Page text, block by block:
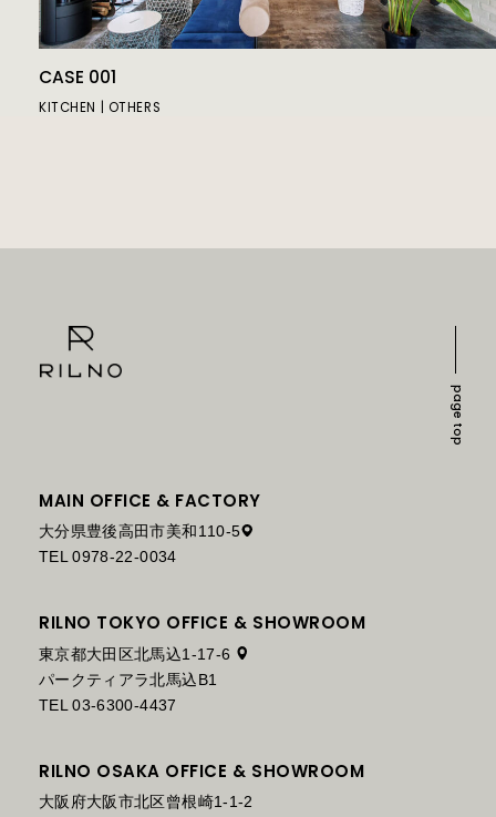
CASE 001
KITCHEN OTHERS
page top
MAIN OFFICE & FACTORY
大分県豊後高田市美和110-5
TEL 0978-22-0034
RILNO TOKYO OFFICE & SHOWROOM
東京都大田区北馬込1-17-6
パークティアラ北馬込B1
TEL 03-6300-4437
RILNO OSAKA OFFICE & SHOWROOM
大阪府大阪市北区曾根崎1-1-2